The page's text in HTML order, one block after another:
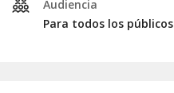
Audiencia
Para todos los públicos